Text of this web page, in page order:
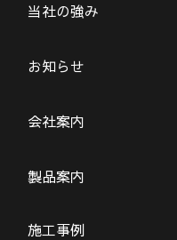
当社の強み
お知らせ
会社案内
製品案内
施工事例